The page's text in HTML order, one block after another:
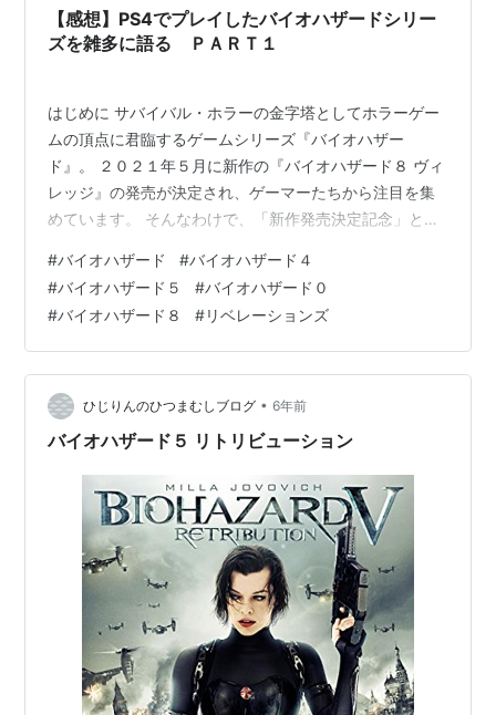
でも無いから、AIに持たせておいても良いんだけどさ 配
信で見てると後半全然ラ…
【感想】PS4でプレイしたバイオハザードシリー
ズを雑多に語る ＰＡＲＴ１
はじめに サバイバル・ホラーの金字塔としてホラーゲー
ムの頂点に君臨するゲームシリーズ『バイオハザー
ド』。 ２０２１年５月に新作の『バイオハザード８ ヴィ
レッジ』の発売が決定され、ゲーマーたちから注目を集
めています。 そんなわけで、「新作発売決定記念」とい
好き勝手振り返りながら気ままに語ろうと思います。 な
お、私は２０歳を超えるまで、任天堂ボーイでありXBOX
コアファンであったため、ソニー製品は「プレイステー
ション４」しか持っていません💦ですので、私がこれか
ら語るのは、プレイステーション４で発売された作品限
定で語っていきます。 私がプレイしたバイ…
#バイオハザード #バイオハザード４
#バイオハザード５ #バイオハザード０
#バイオハザード８ #リベレーションズ
ひじりんのひつまむしブログ • 6年前
バイオハザード５ リトリビューション